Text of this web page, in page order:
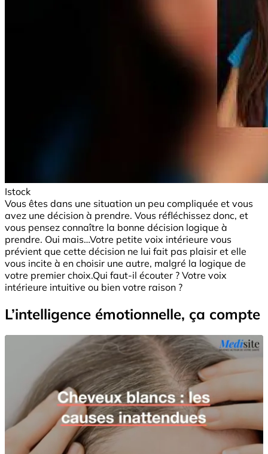
Istock
Vous êtes dans une situation un peu compliquée et vous
avez une décision à prendre. Vous réfléchissez donc, et
vous pensez connaître la bonne décision logique à
prendre. Oui mais…Votre petite voix intérieure vous
prévient que cette décision ne lui fait pas plaisir et elle
vous incite à en choisir une autre, malgré la logique de
votre premier choix.Qui faut-il écouter ? Votre voix
intérieure intuitive ou bien votre raison ?
L’intelligence émotionnelle, ça compte